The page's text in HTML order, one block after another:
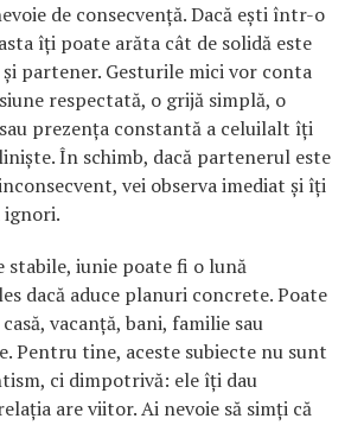
de consecvență. Dacă ești într-o
îți poate arăta cât de solidă este
partener. Gesturile mici vor conta
respectată, o grijă simplă, o
prezența constantă a celuilalt îți
În schimb, dacă partenerul este
vei observa imediat și îți
ignori.
iunie poate fi o lună
dacă aduce planuri concrete. Poate
vacanță, bani, familie sau
Pentru tine, aceste subiecte nu sunt
ci dimpotrivă: ele îți dau
are viitor. Ai nevoie să simți că